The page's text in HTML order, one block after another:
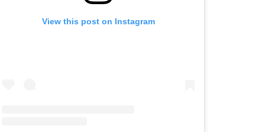
View this post on Instagram